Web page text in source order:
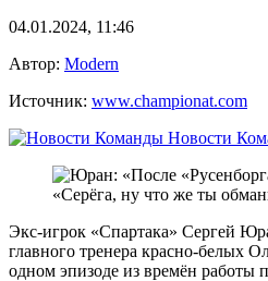
04.01.2024, 11:46
Автор: Modern
Источник: www.championat.com
Новости
Экс-игрок «Спартака» Сергей
главного тренера красно-белых
одном эпизоде из времён работы